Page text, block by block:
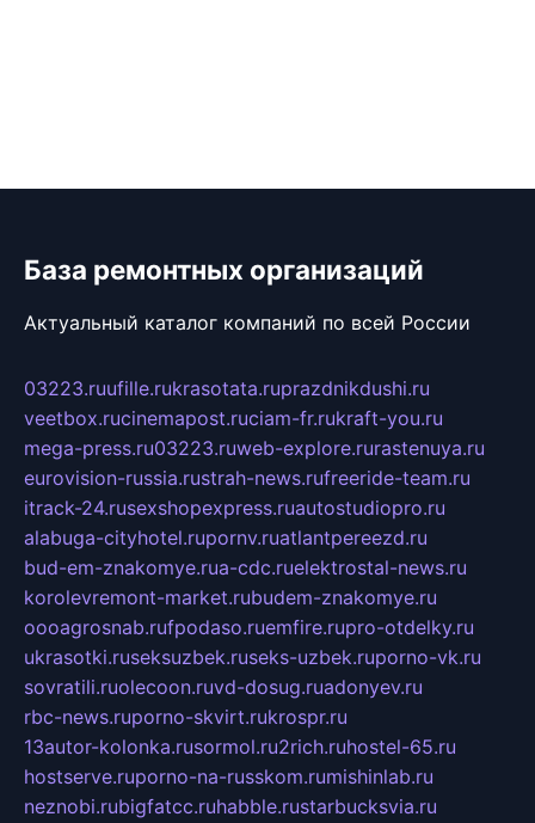
База ремонтных организаций
Актуальный каталог компаний по всей России
03223.ruufille.rukrasotata.ruprazdnikdushi.ru
veetbox.rucinemapost.ruciam-fr.rukraft-you.ru
mega-press.ru03223.ruweb-explore.rurastenuya.ru
eurovision-russia.rustrah-news.rufreeride-team.ru
itrack-24.rusexshopexpress.ruautostudiopro.ru
alabuga-cityhotel.rupornv.ruatlantpereezd.ru
bud-em-znakomye.rua-cdc.ruelektrostal-news.ru
korolevremont-market.rubudem-znakomye.ru
oooagrosnab.rufpodaso.ruemfire.rupro-otdelky.ru
ukrasotki.ruseksuzbek.ruseks-uzbek.ruporno-vk.ru
sovratili.ruolecoon.ruvd-dosug.ruadonyev.ru
rbc-news.ruporno-skvirt.rukrospr.ru
13autor-kolonka.rusormol.ru2rich.ruhostel-65.ru
hostserve.ruporno-na-russkom.rumishinlab.ru
neznobi.rubigfatcc.ruhabble.rustarbucksvia.ru